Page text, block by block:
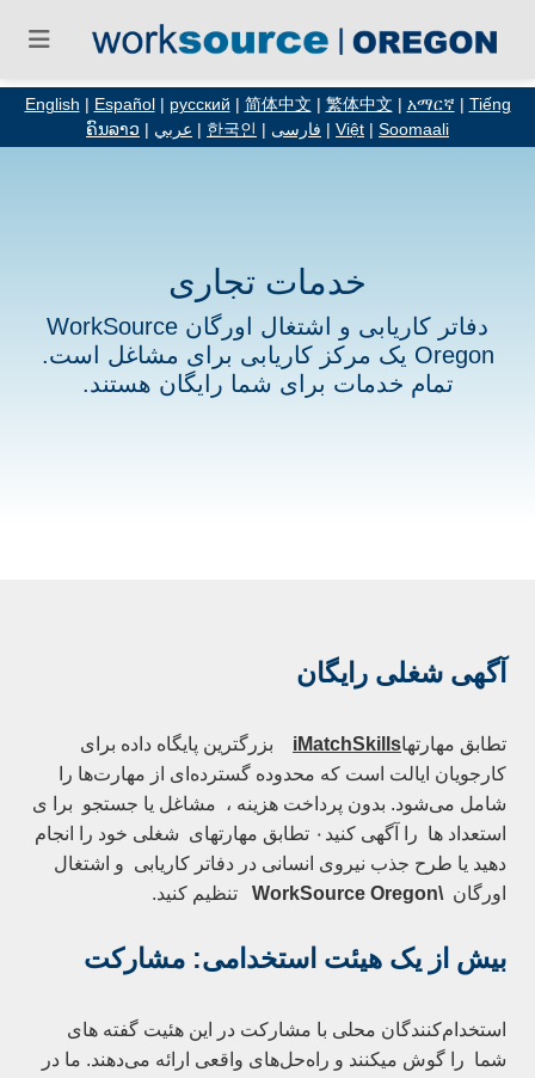
English Español русский 简体中文 繁体中文 አማርኛ
Tiếng
Việt
Soomaali فارسی 한국인 عربي ຄົນລາວ
خدمات تجاری
دفاتر کاریابی و اشتغال اورگان WorkSource
Oregon یک مرکز کاریابی برای مشاغل است.
تمام خدمات برای شما رایگان هستند.
آگهی شغلی رایگان
تطابق مهارتهاiMatchSkills
بزرگترین پایگاه داده برای
کارجویان ایالت است که محدوده گسترده‌ای از مهارت‌ها را
شامل می‌شود. بدون پرداخت هزینه ، مشاغل یا جستجو برا ی
استعداد ها را آگهی کنید۰ تطابق مهارتهای شغلی خود را انجام
دهید یا طرح جذب نیروی انسانی در دفاتر کاریابی و اشتغال
اورگان \WorkSource Oregon تنظیم کنید.
بیش از یک هيئت استخدامی: مشارکت
استخدام‌کنندگان محلی با مشارکت در این هئیت گفته های
شما را گوش میکنند و راه‌حل‌های واقعی ارائه می‌دهند. ما در